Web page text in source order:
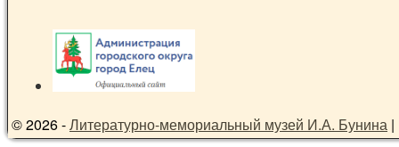
© 2026 -Литературно-мемориальный музей И.А. Бунина |